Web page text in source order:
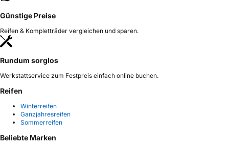
Günstige Preise
Reifen & Kompletträder vergleichen und sparen.
Rundum sorglos
Werkstattservice zum Festpreis einfach online buchen.
Reifen
Winterreifen
Ganzjahresreifen
Sommerreifen
Beliebte Marken